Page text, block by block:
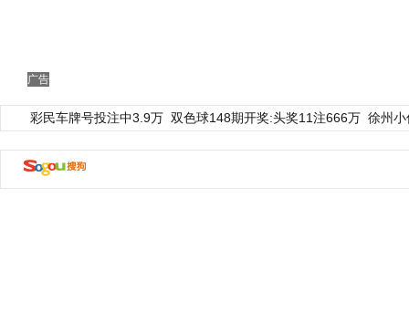
广告
彩民车牌号投注中3.9万 双色球148期开奖:头奖11注666万 徐州